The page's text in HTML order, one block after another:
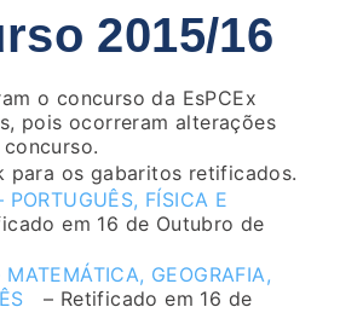
2015/16
o concurso da EsPCEx
pois ocorreram alterações
para os gabaritos retificados.
FÍSICA E
em 16 de Outubro de
GEOGRAFIA,
– Retificado em 16 de